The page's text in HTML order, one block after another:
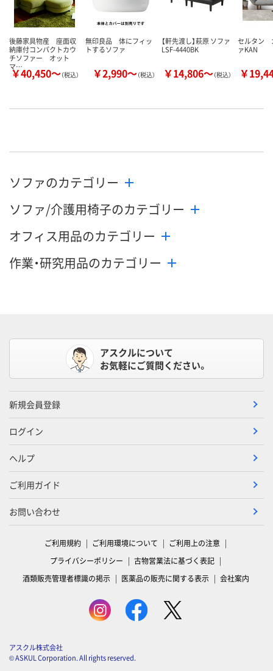
後藤家具物産 座面収
納庫付コンパクトカウ
チソファー オット
マ…
￥40,450～（税込）
無印良品 体にフィッ
トするソファ
￥2,990～（税込）
【軒先渡し】萩原 ソファ
LSF-4440BK
￥14,806～（税込）
セルタン
ァKAN
￥
ソファのカテゴリー
ソファ/介護用椅子のカテゴリー
オフィス用品のカテゴリー
作業・研究用品のカテゴリー
アスクルについて
お気軽にご質問ください。
新規会員登録
ログイン
ヘルプ
ご利用ガイド
お問い合わせ
ご利用規約 ご利用環境について
ご利用上の注意
プライバシーポリシー
古物営業法に基づく表記
酒類販売管理者標識の掲示
医薬品の販売に関する表示 会社案内
アスクル株式会社
© ASKUL Corporation. All rights reserved.